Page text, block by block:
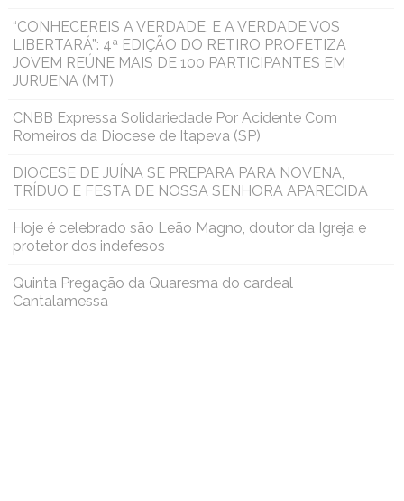
“CONHECEREIS A VERDADE, E A VERDADE VOS
LIBERTARÁ”: 4ª EDIÇÃO DO RETIRO PROFETIZA
JOVEM REÚNE MAIS DE 100 PARTICIPANTES EM
JURUENA (MT)
CNBB Expressa Solidariedade Por Acidente Com
Romeiros da Diocese de Itapeva (SP)
DIOCESE DE JUÍNA SE PREPARA PARA NOVENA,
TRÍDUO E FESTA DE NOSSA SENHORA APARECIDA
Hoje é celebrado são Leão Magno, doutor da Igreja e
protetor dos indefesos
Quinta Pregação da Quaresma do cardeal
Cantalamessa